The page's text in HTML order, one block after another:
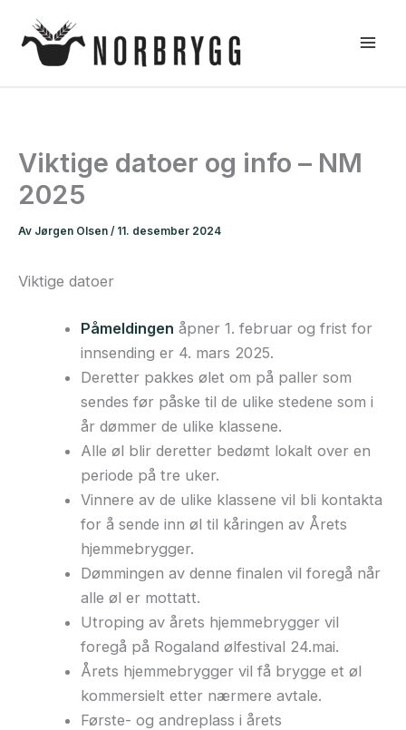
rett
Viktige datoer og info – NM
2025
Av Jørgen Olsen / 11. desember 2024
Viktige datoer
Påmeldingen åpner 1. februar og frist for
innsending er 4. mars 2025.
Deretter pakkes ølet om på paller som
sendes før påske til de ulike stedene som i
år dømmer de ulike klassene.
Alle øl blir deretter bedømt lokalt over en
periode på tre uker.
Vinnere av de ulike klassene vil bli kontakta
for å sende inn øl til kåringen av Årets
hjemmebrygger.
Dømmingen av denne finalen vil foregå når
alle øl er mottatt.
Utroping av årets hjemmebrygger vil
foregå på Rogaland ølfestival 24.mai.
Årets hjemmebrygger vil få brygge et øl
kommersielt etter nærmere avtale.
Første- og andreplass i årets